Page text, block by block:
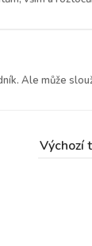
Ale může